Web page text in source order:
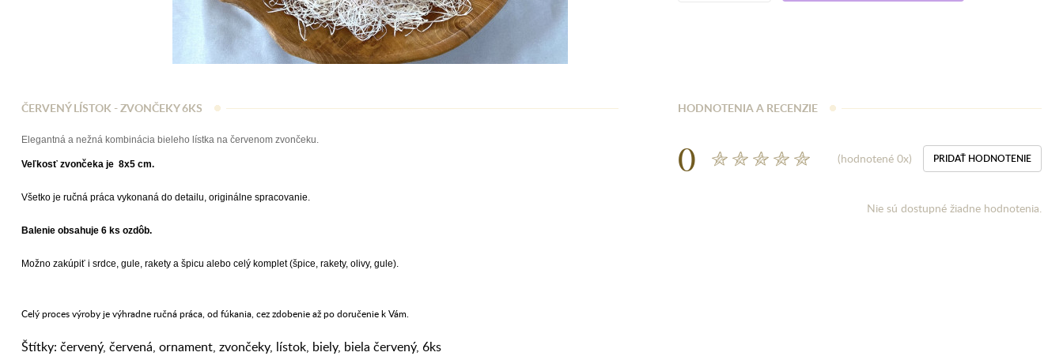
ČERVENÝ LÍSTOK - ZVONČEKY 6KS
Elegantná a nežná kombinácia bieleho lístka na červenom zvončeku.
Veľkosť zvončeka je 8x5 cm.
Všetko je ručná práca vykonaná do detailu, originálne spracovanie.
Balenie obsahuje 6 ks ozdôb.
Možno zakúpiť i srdce, gule, rakety a špicu alebo celý komplet (špice, rakety, olivy, gule).
Celý proces výroby je výhradne ručná práca, od fúkania, cez zdobenie až po doručenie k Vám.
Štítky: červený, červená, ornament, zvončeky, lístok, biely, biela červený, 6ks
HODNOTENIA A RECENZIE
0 (hodnotené 0x) PRIDAŤ HODNOTENIE
Nie sú dostupné žiadne hodnotenia.